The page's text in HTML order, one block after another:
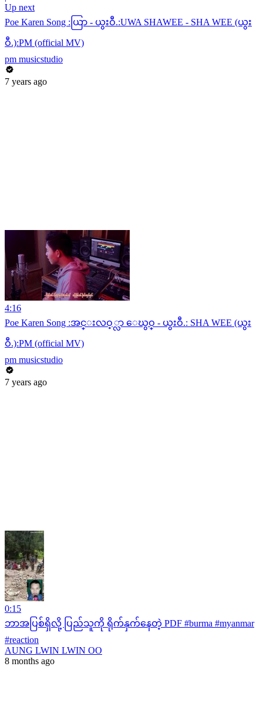
Up next
Poe Karen Song :ယြာ - ယွးဝီ.:UWA SHAWEE - SHA WEE (ယွး
ဝီ.):PM (official MV)
pm musicstudio
7 years ago
4:16
Poe Karen Song :အင္းလဝ့္လာ ေဃွဝ္ - ယွးဝီ.: SHA WEE (ယွး
ဝီ.):PM (official MV)
pm musicstudio
7 years ago
0:15
ဘာအပြစ်ရှိလို့ ပြည်သူကို ရိုက်နှက်နေတဲ့ PDF #burma #myanmar
#reaction
AUNG LWIN LWIN OO
8 months ago